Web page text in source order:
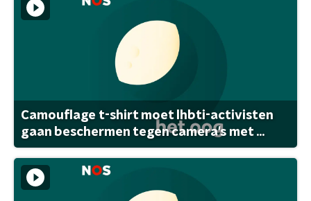
Camouflage t-shirt moet lhbti-activisten
gaan beschermen tegen camera's met ...